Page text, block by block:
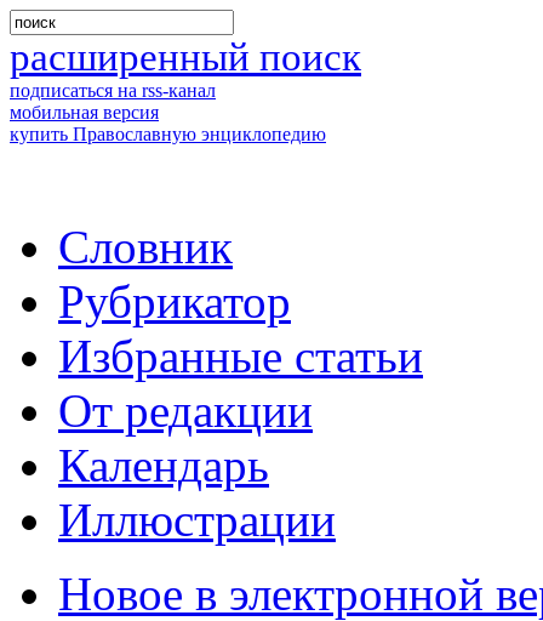
расширенный поиск
подписаться на rss-канал
мобильная версия
купить Православную энциклопедию
Словник
Рубрикатор
Избранные статьи
От редакции
Календарь
Иллюстрации
Новое в электронной